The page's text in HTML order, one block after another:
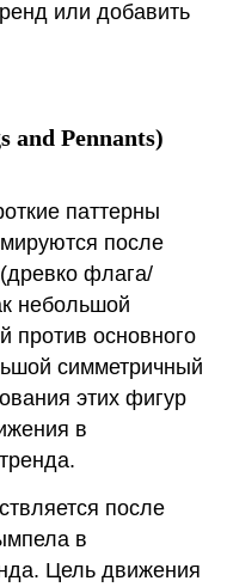
или добавить
Pennants)
паттерны
после
флага/
небольшой
против основного
симметричный
этих фигур
в
после
в
Цель движения